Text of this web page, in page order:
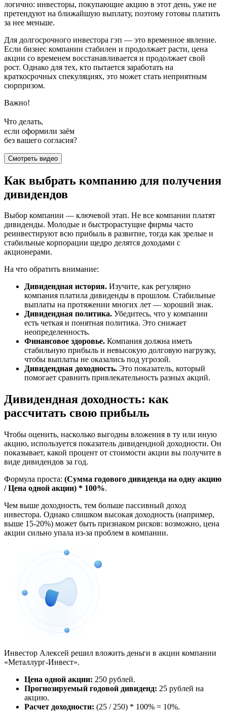
логично: инвесторы, покупающие акцию в этот день, уже не
претендуют на ближайшую выплату, поэтому готовы платить
за нее меньше.
Для долгосрочного инвестора гэп — это временное явление.
Если бизнес компании стабилен и продолжает расти, цена
акции со временем восстанавливается и продолжает свой
рост. Однако для тех, кто пытается заработать на
краткосрочных спекуляциях, это может стать неприятным
сюрпризом.
Важно!
Что делать,
если оформили заём
без вашего согласия?
Смотреть видео
Как выбрать компанию для получения
дивидендов
Выбор компании — ключевой этап. Не все компании платят
дивиденды. Молодые и быстрорастущие фирмы часто
реинвестируют всю прибыль в развитие, тогда как зрелые и
стабильные корпорации щедро делятся доходами с
акционерами.
На что обратить внимание:
Дивидендная история. Изучите, как регулярно
компания платила дивиденды в прошлом. Стабильные
выплаты на протяжении многих лет — хороший знак.
Дивидендная политика. Убедитесь, что у компании
есть четкая и понятная политика. Это снижает
неопределенность.
Финансовое здоровье. Компания должна иметь
стабильную прибыль и невысокую долговую нагрузку,
чтобы выплаты не оказались под угрозой.
Дивидендная доходность. Это показатель, который
помогает сравнить привлекательность разных акций.
Дивидендная доходность: как
рассчитать свою прибыль
Чтобы оценить, насколько выгодны вложения в ту или иную
акцию, используется показатель дивидендной доходности. Он
показывает, какой процент от стоимости акции вы получите в
виде дивидендов за год.
Формула проста: (Сумма годового дивиденда на одну акцию
/ Цена одной акции) * 100%.
Чем выше доходность, тем больше пассивный доход
инвестора. Однако слишком высокая доходность (например,
выше 15-20%) может быть признаком рисков: возможно, цена
акции сильно упала из-за проблем в компании.
Инвестор Алексей решил вложить деньги в акции компании
«Металлург-Инвест».
Цена одной акции: 250 рублей.
Прогнозируемый годовой дивиденд: 25 рублей на
акцию.
Расчет доходности: (25 / 250) * 100% = 10%.